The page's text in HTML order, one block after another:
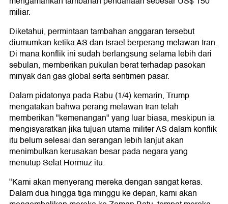
miliar.
Diketahui, permintaan tambahan anggaran tersebut
diumumkan ketika AS dan Israel berperang melawan Iran.
Di mana konflik ini sudah berlangsung selama lebih dari
sebulan, memberikan pukulan berat terhadap pasokan
minyak dan gas global serta sentimen pasar.
Dalam pidatonya pada Rabu (1/4) kemarin, Trump
mengatakan bahwa perang melawan Iran telah
memberikan "kemenangan" yang luar biasa, meskipun ia
mengisyaratkan jika tujuan utama militer AS dalam konflik
itu belum selesai dan serangan lebih lanjut akan
menimbulkan kerusakan besar pada negara yang
menutup Selat Hormuz itu.
"Kami akan menyerang mereka dengan sangat keras.
Dalam dua hingga tiga minggu ke depan, kami akan